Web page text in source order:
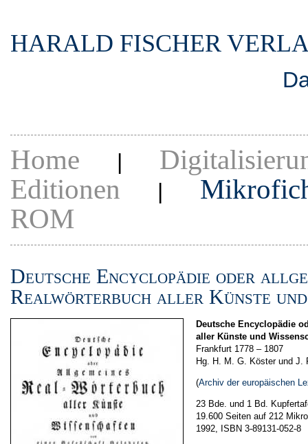
HARALD FISCHER
Home |
Editionen |
ROM
Deutsche Encyclopädie oder
Realwörterbuch aller Künste und
Deutsche Encyclopädie
aller Künste und
Frankfurt 1778 – 1807
Hg. H. M. G. Köster und J.
(Archiv der europäischen
23 Bde. und 1 Bd.
19.600 Seiten auf 212
1992, ISBN 3-89131-052-8